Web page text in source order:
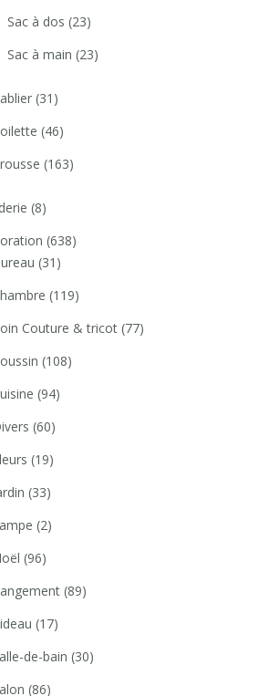
Sac à dos (23)
Sac à main (23)
(31)
(46)
(163)
(8)
(638)
(31)
(119)
Couture & tricot (77)
(108)
(94)
(60)
(19)
(33)
(2)
(96)
(89)
(17)
de-bain (30)
(86)